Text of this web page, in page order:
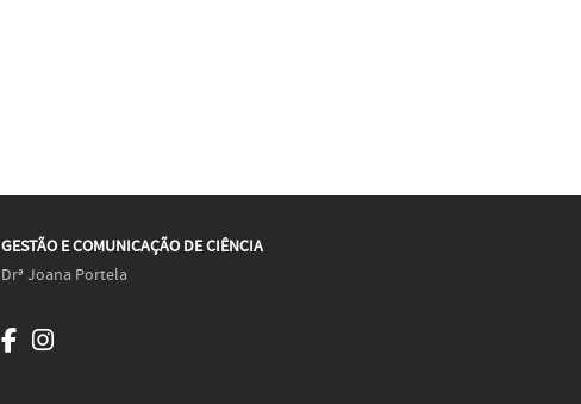
GESTÃO E COMUNICAÇÃO DE CIÊNCIA
Drª Joana Portela